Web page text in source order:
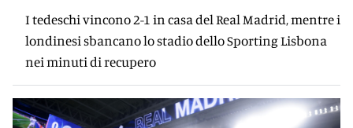
I tedeschi vincono 2-1 in casa del Real Madrid, mentre i
londinesi sbancano lo stadio dello Sporting Lisbona
nei minuti di recupero